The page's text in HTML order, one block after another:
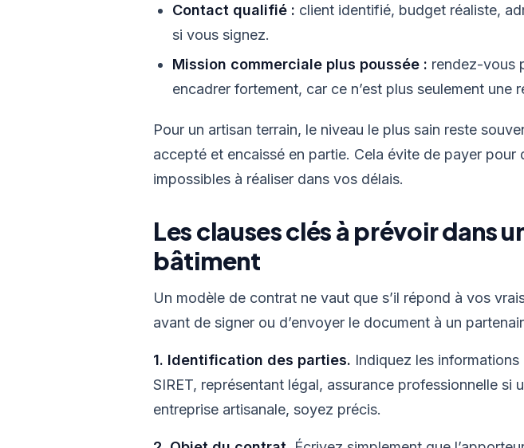
Contact qualifié : client identifié, budget réaliste,
si vous signez.
Mission commerciale plus poussée : rendez-vous
encadrer fortement, car ce n’est plus seulement une
Pour un artisan terrain, le niveau le plus sain reste
accepté et encaissé en partie. Cela évite de payer
impossibles à réaliser dans vos délais.
Les clauses clés à prévoir dans
bâtiment
Un modèle de contrat ne vaut que s’il répond à vos
avant de signer ou d’envoyer le document à un
1. Identification des parties. Indiquez les
SIRET, représentant légal, assurance professionnelle
entreprise artisanale, soyez précis.